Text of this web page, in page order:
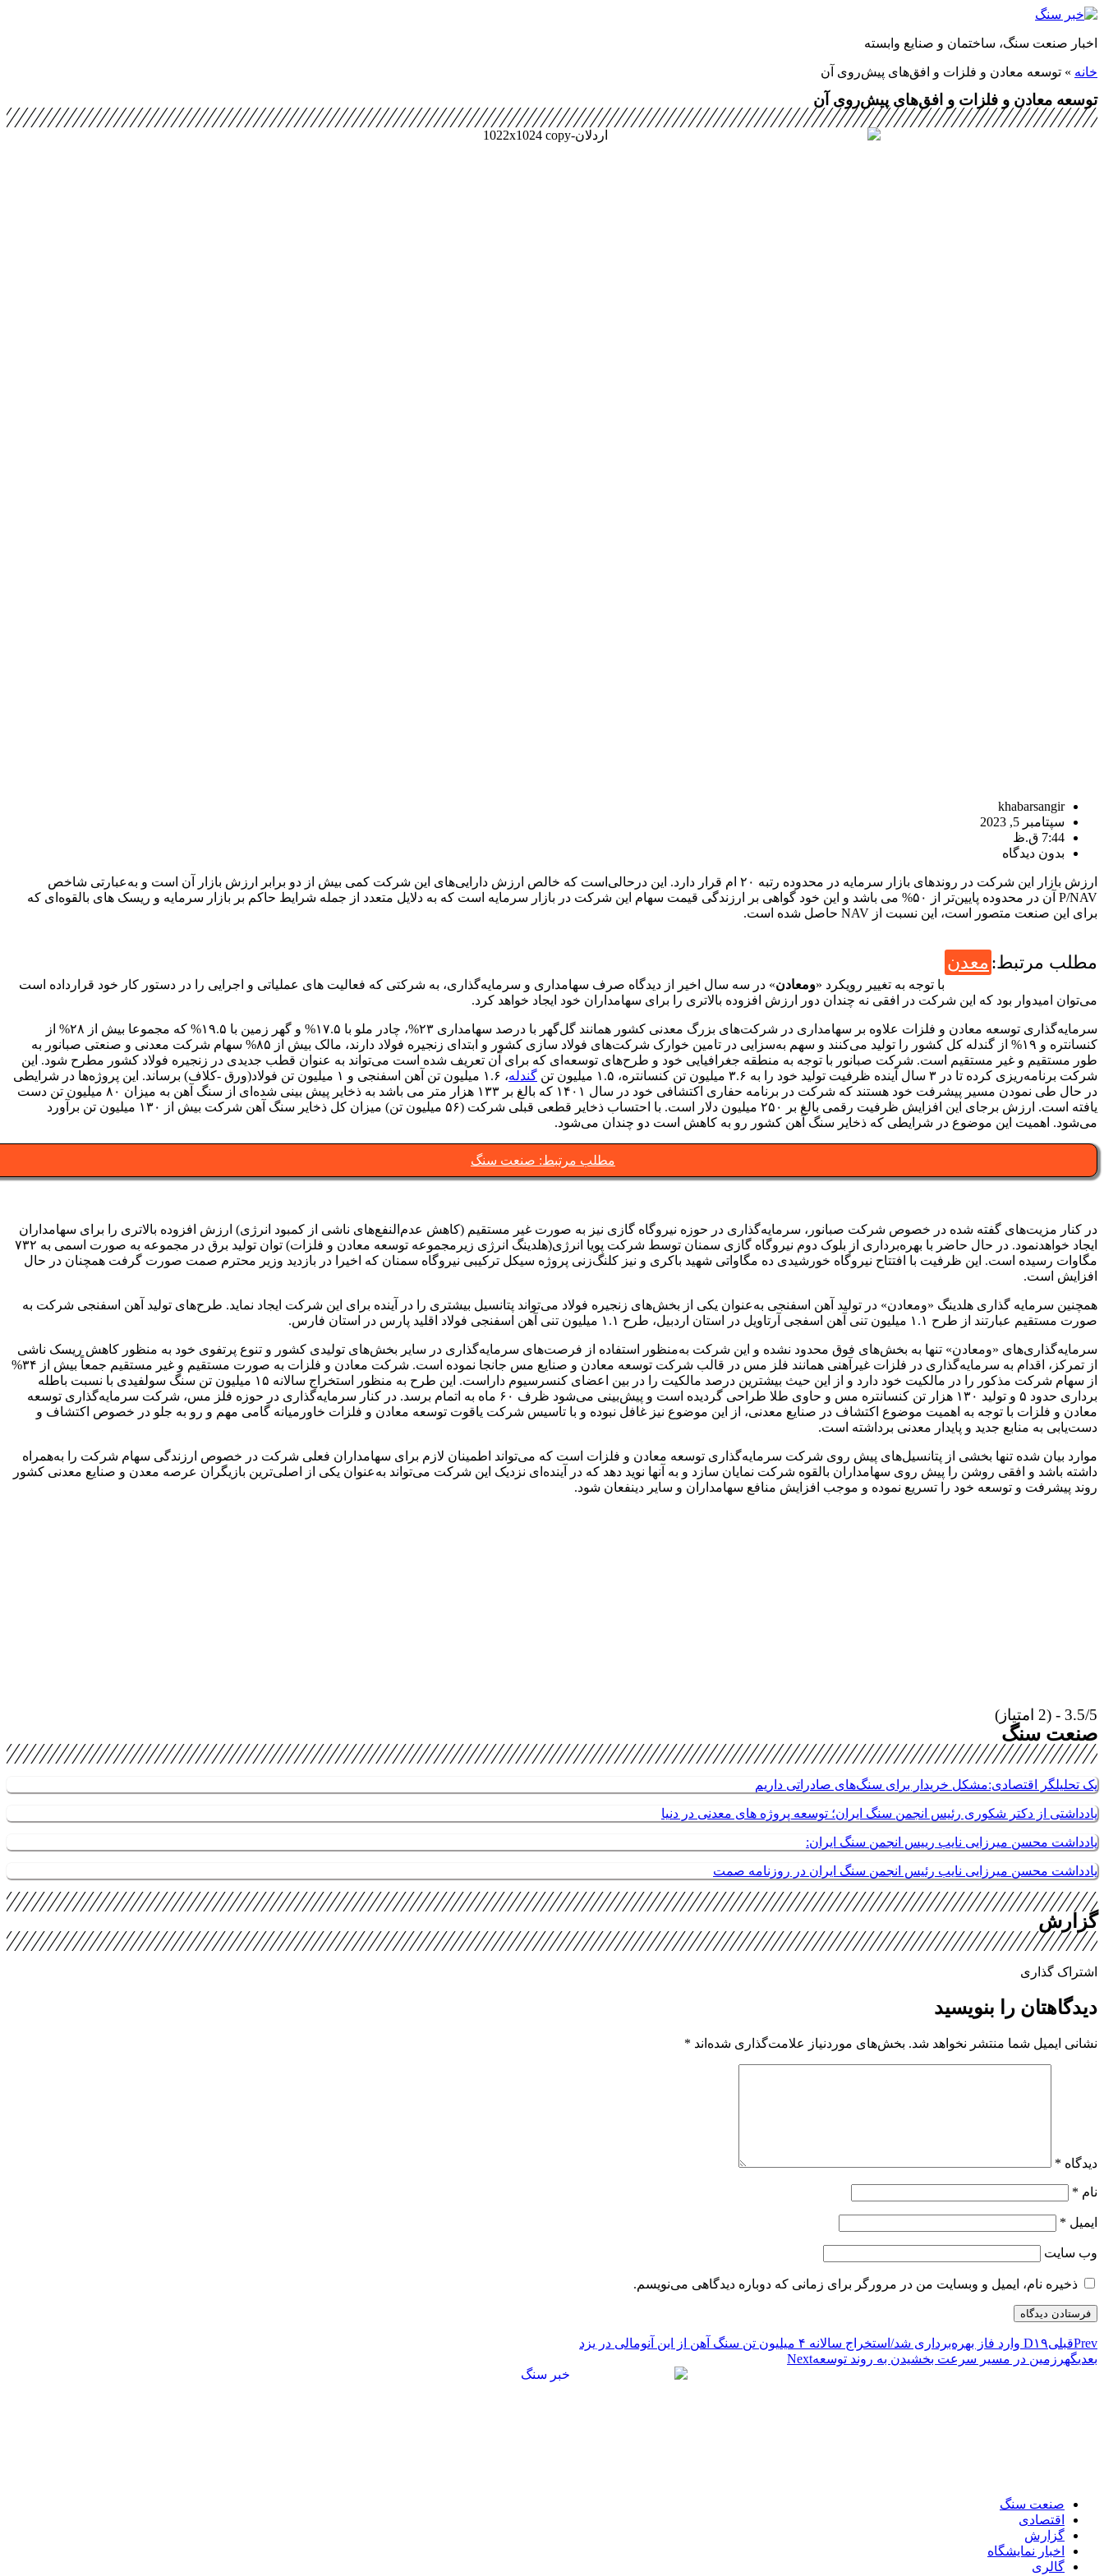
پرش
محتوا
اخبار صنعت سنگ، ساختمان و صنایع وابسته
خانه » توسعه معادن و فلزات و افق‌های پیش‌روی آن
توسعه معادن و فلزات و افق‌های پیش‌روی آن
khabarsangir
سپتامبر 5, 2023
7:44 ق.ظ
بدون دیدگاه
ارزش بازار این شرکت در روندهای بازار سرمایه در محدوده رتبه ۲۰ ام قرار دارد. این درحالی‌است که خالص ارزش دارایی‌های این شرکت کمی بیش از دو برابر ارزش بازار آن است و به‌عبارتی شاخص
P/NAV آن در محدوده پایین‌تر از ۵۰% می باشد و این خود گواهی بر ارزندگی قیمت سهام این شرکت در بازار سرمایه است که به دلایل متعدد از جمله شرایط حاکم بر بازار سرمایه و ریسک های بالقوه‌ای که
برای این صنعت متصور است، این نسبت از NAV حاصل شده است.
مطلب مرتبط: معدن
با توجه به تغییر رویکرد «ومعادن» در سه سال اخیر از دیدگاه صرف سهامداری و سرمایه‌گذاری، به شرکتی که فعالیت های عملیاتی و اجرایی را در دستور کار خود قرارداده است
می‌توان امیدوار بود که این شرکت در افقی نه چندان دور ارزش افزوده بالاتری را برای سهامداران خود ایجاد خواهد کرد.
سرمایه‌گذاری توسعه معادن و فلزات علاوه بر سهامداری در شرکت‌های بزرگ معدنی کشور همانند گل‌گهر با درصد سهامداری ۲۳%، چادر ملو با ۱۷.۵% و گهر زمین با ۱۹.۵% که مجموعا بیش از ۲۸% از
کنسانتره و ۱۹% از گندله کل کشور را تولید می‌کنند و سهم به‌سزایی در تامین خوارک شرکت‌های فولاد سازی کشور و ابتدای زنجیره فولاد دارند، مالک بیش از ۸۵% سهام شرکت معدنی و صنعتی صبانور به
طور مستقیم و غیر مستقیم است. شرکت صبانور با توجه به منطقه جغرافیایی خود و طرح‌های توسعه‌ای که برای آن تعریف شده است می‌تواند به عنوان قطب جدیدی در زنجیره فولاد کشور مطرح شود. این
شرکت برنامه‌ریزی کرده تا در ۳ سال آینده ظرفیت تولید خود را به ۳.۶ میلیون تن کنسانتره، ۱.۵ میلیون تن
گندله
، ۱.۶ میلیون تن آهن اسفنجی و ۱ میلیون تن فولاد(ورق -کلاف) برساند. این پروژه‌ها در شرایطی
در حال طی نمودن مسیر پیشرفت خود هستند که شرکت در برنامه حفاری اکتشافی خود در سال ۱۴۰۱ که بالغ بر ۱۳۳ هزار متر می باشد به ذخایر پیش بینی شده‌ای از سنگ آهن به میزان ۸۰ میلیون تن دست
یافته است. ارزش برجای این افزایش ظرفیت رقمی بالغ بر ۲۵۰ میلیون دلار است. با احتساب ذخایر قطعی قبلی شرکت (۵۶ میلیون تن) میزان کل ذخایر سنگ آهن شرکت بیش از ۱۳۰ میلیون تن برآورد
می‌شود. اهمیت این موضوع در شرایطی که ذخایر سنگ آهن کشور رو به کاهش است دو چندان می‌شود.
مطلب مرتبط: صنعت سنگ
در کنار مزیت‌های گفته شده در خصوص شرکت صبانور، سرمایه‌گذاری در حوزه نیروگاه گازی نیز به صورت غیر مستقیم (کاهش عدم‌النفع‌های ناشی از کمبود انرژی) ارزش افزوده بالاتری را برای سهامداران
ایجاد خواهدنمود. در حال حاضر با بهره‌برداری از بلوک دوم نیروگاه گازی سمنان توسط شرکت پویا انرژی(هلدینگ انرژی زیرمجموعه توسعه معادن و فلزات) توان تولید برق در مجموعه به صورت اسمی به ۷۳۲
مگاوات رسیده است. این ظرفیت با افتتاح نیروگاه خورشیدی ده مگاواتی شهید باکری و نیز کلنگ‌زنی پروژه سیکل ترکیبی نیروگاه سمنان که اخیرا در بازدید وزیر محترم صمت صورت گرفت همچنان در حال
افزایش است.
همچنین سرمایه گذاری هلدینگ «ومعادن» در تولید آهن اسفنجی به‌عنوان یکی از بخش‌های زنجیره فولاد می‌تواند پتانسیل بیشتری را در آینده برای این شرکت ایجاد نماید. طرح‌های تولید آهن اسفنجی شرکت به
صورت مستقیم عبارتند از طرح ۱.۱ میلیون تنی آهن اسفجی آرتاویل در استان اردبیل، طرح ۱.۱ میلیون تنی آهن اسفنجی فولاد اقلید پارس در استان فارس.
سرمایه‌گذاری‌های «ومعادن» تنها به بخش‌های فوق محدود نشده و این شرکت به‌منظور استفاده از فرصت‌های سرمایه‌گذاری در سایر بخش‌های تولیدی کشور و تنوع پرتفوی خود به منظور کاهش ریسک ناشی
از تمرکز، اقدام به سرمایه‌گذاری در فلزات غیرآهنی همانند فلز مس در قالب شرکت توسعه معادن و صنایع مس جانجا نموده است. شرکت معادن و فلزات به صورت مستقیم و غیر مستقیم جمعاً بیش از ۳۴%
از سهام شرکت مذکور را در مالکیت خود دارد و از این حیث بیشترین درصد مالکیت را در بین اعضای کنسرسیوم داراست. این طرح به منظور استخراج سالانه ۱۵ میلیون تن سنگ سولفیدی با نسبت باطله
برداری حدود ۵ و تولید ۱۳۰ هزار تن کنسانتره مس و حاوی طلا طراحی گردیده است و پیش‌بینی می‌شود ظرف ۶۰ ماه به اتمام برسد. در کنار سرمایه‌گذاری در حوزه فلز مس، شرکت سرمایه‌گذاری توسعه
معادن و فلزات با توجه به اهمیت موضوع اکتشاف در صنایع معدنی، از این موضوع نیز غافل نبوده و با تاسیس شرکت یاقوت توسعه معادن و فلزات خاورمیانه گامی مهم و رو به جلو در خصوص اکتشاف و
دست‌یابی به منابع جدید و پایدار معدنی برداشته است.
موارد بیان شده تنها بخشی از پتانسیل‌های پیش روی شرکت سرمایه‌گذاری توسعه معادن و فلزات است که می‌تواند اطمینان لازم برای سهامداران فعلی شرکت در خصوص ارزندگی سهام شرکت را به‌همراه
داشته باشد و افقی روشن را پیش روی سهامداران بالقوه شرکت نمایان سازد و به آنها نوید دهد که در آینده‌ای نزدیک این شرکت می‌تواند به‌عنوان یکی از اصلی‌ترین بازیگران عرصه معدن و صنایع معدنی کشور
روند پیشرفت و توسعه خود را تسریع نموده و موجب افزایش منافع سهامداران و سایر دینفعان شود.
3.5/5 - (2 امتیاز)
صنعت سنگ
یک تحلیلگر اقتصادی:مشکل خریدار برای سنگ‌های صادراتی داریم
یادداشتی از دکتر شکوری رئیس انجمن سنگ ایران؛ توسعه پروژه های معدنی در دنیا
یادداشت محسن میرزایی نایب رییس انجمن سنگ ایران:
یادداشت محسن میرزایی نایب رئیس انجمن سنگ ایران در روزنامه صمت
گزارش
اشتراک گذاری
دیدگاهتان را بنویسید
نشانی ایمیل شما منتشر نخواهد شد. بخش‌های موردنیاز علامت‌گذاری شده‌اند *
دیدگاه *
نام *
ایمیل *
وب‌ سایت
ذخیره نام، ایمیل و وبسایت من در مرورگر برای زمانی که دوباره دیدگاهی می‌نویسم.
PrevقبلیD۱۹ وارد فاز بهره‌برداری شد/استخراج سالانه ۴ میلیون تن سنگ آهن از این آنومالی در یزد
بعدیگهرزمین در مسیر سرعت بخشیدن به روند توسعهNext
صنعت سنگ
اقتصادی
گزارش
اخبار نمایشگاه
گالری